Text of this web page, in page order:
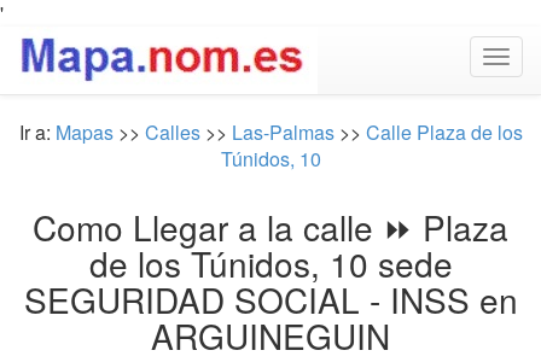
'
Ir a: Mapas >> Calles >> Las-Palmas >> Calle Plaza de los
Túnidos, 10
Como Llegar a la calle ⏩ Plaza
de los Túnidos, 10 sede
SEGURIDAD SOCIAL - INSS en
ARGUINEGUIN